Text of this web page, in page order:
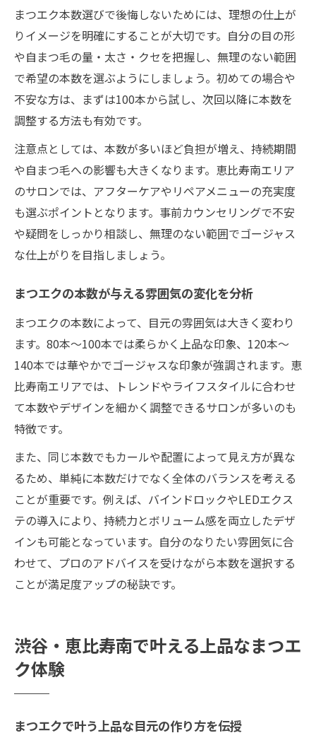
まつエク本数選びで後悔しないためには、理想の仕上が
りイメージを明確にすることが大切です。自分の目の形
や自まつ毛の量・太さ・クセを把握し、無理のない範囲
で希望の本数を選ぶようにしましょう。初めての場合や
不安な方は、まずは100本から試し、次回以降に本数を
調整する方法も有効です。
注意点としては、本数が多いほど負担が増え、持続期間
や自まつ毛への影響も大きくなります。恵比寿南エリア
のサロンでは、アフターケアやリペアメニューの充実度
も選ぶポイントとなります。事前カウンセリングで不安
や疑問をしっかり相談し、無理のない範囲でゴージャス
な仕上がりを目指しましょう。
まつエクの本数が与える雰囲気の変化を分析
まつエクの本数によって、目元の雰囲気は大きく変わり
ます。80本〜100本では柔らかく上品な印象、120本〜
140本では華やかでゴージャスな印象が強調されます。恵
比寿南エリアでは、トレンドやライフスタイルに合わせ
て本数やデザインを細かく調整できるサロンが多いのも
特徴です。
また、同じ本数でもカールや配置によって見え方が異な
るため、単純に本数だけでなく全体のバランスを考える
ことが重要です。例えば、バインドロックやLEDエクス
テの導入により、持続力とボリューム感を両立したデザ
インも可能となっています。自分のなりたい雰囲気に合
わせて、プロのアドバイスを受けながら本数を選択する
ことが満足度アップの秘訣です。
渋谷・恵比寿南で叶える上品なまつエ
ク体験
まつエクで叶う上品な目元の作り方を伝授